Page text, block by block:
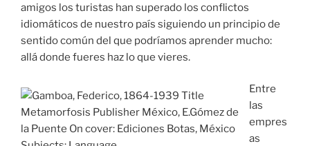
amigos los turistas han superado los conflictos
idiomáticos de nuestro país siguiendo un principio de
sentido común del que podríamos aprender mucho:
allá donde fueres haz lo que vieres.
Entre
las
empres
as